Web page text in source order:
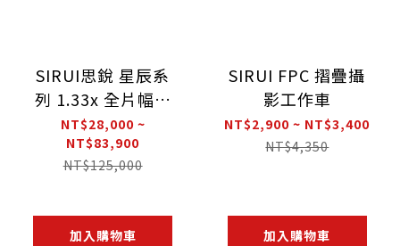
SIRUI思銳 星辰系
列 1.33x 全片幅自
動對焦變寬電影鏡
頭
NT$28,000 ~
NT$83,900
NT$125,000
加入購物車
SIRUI FPC 摺疊攝
影工作車
NT$2,900 ~ NT$3,400
NT$4,350
加入購物車